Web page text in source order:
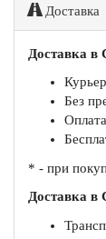
Доставка
Доставка в
Без
* - при
Доставка в